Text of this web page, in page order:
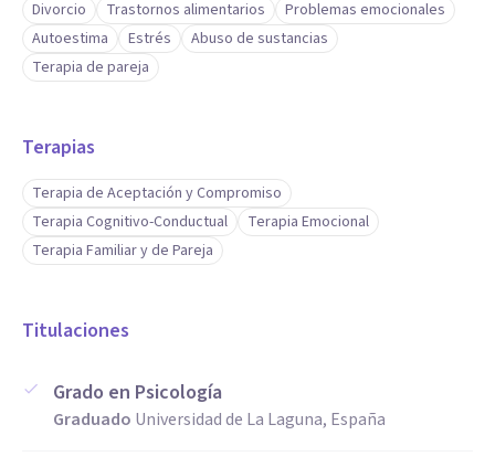
Divorcio
Trastornos alimentarios
Problemas emocionales
Autoestima
Estrés
Abuso de sustancias
Terapia de pareja
Terapias
Terapia de Aceptación y Compromiso
Terapia Cognitivo-Conductual
Terapia Emocional
Terapia Familiar y de Pareja
Titulaciones
Grado en Psicología
Graduado Universidad de La Laguna, España